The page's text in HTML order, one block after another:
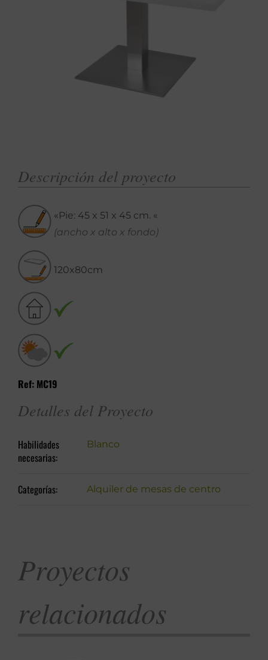
Descripción del proyecto
«Pie: 45 x 51 x 45 cm. «
(ancho x alto x fondo)
120x80cm
Ref: MC19
Detalles del Proyecto
Habilidades
necesarias:
Blanco
Categorías: Alquiler de mesas de centro
Proyectos
relacionados